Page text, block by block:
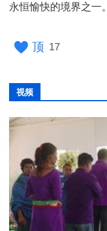
永恒愉快的境界之一。
顶 17
视频